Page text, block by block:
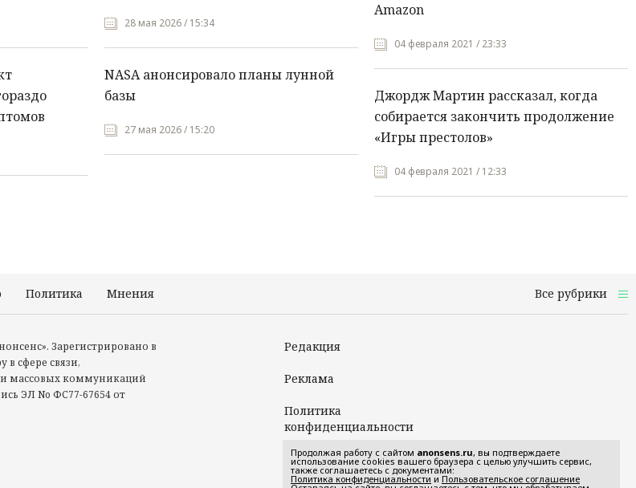
28 мая 2026 / 15:34
NASA анонсировало планы лунной
базы
27 мая 2026 / 15:20
Amazon
04 февраля 2021 / 23:33
Джордж Мартин рассказал, когда
собирается закончить продолжение
«Игры престолов»
04 февраля 2021 / 12:33
Политика Мнения Все рубрики
Зарегистрировано в
в сфере связи,
массовых коммуникаций
ЭЛ No ФС77-67654 от
Редакция
Реклама
Политика
конфиденциальности
Пользовательское
соглашение
Продолжая работу с сайтом anonsens.ru, вы подтверждаете
использование cookies вашего браузера с целью улучшить сервис,
также соглашаетесь с документами:
Политика конфиденциальности и Пользовательское соглашение